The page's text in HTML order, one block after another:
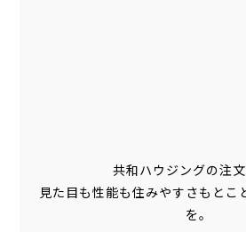
共和ハウジングの注文
見た目も性能も住みやすさもとこ
を。